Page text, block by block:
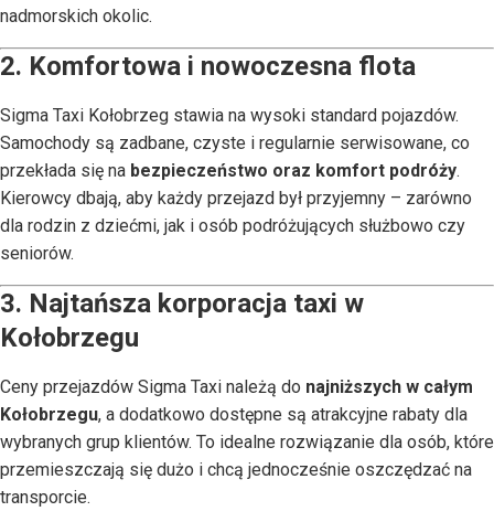
nadmorskich okolic.
2. Komfortowa i nowoczesna flota
Sigma Taxi Kołobrzeg stawia na wysoki standard pojazdów.
Samochody są zadbane, czyste i regularnie serwisowane, co
przekłada się na bezpieczeństwo oraz komfort podróży.
Kierowcy dbają, aby każdy przejazd był przyjemny – zarówno
dla rodzin z dziećmi, jak i osób podróżujących służbowo czy
seniorów.
3. Najtańsza korporacja taxi w
Kołobrzegu
Ceny przejazdów Sigma Taxi należą do najniższych w całym
Kołobrzegu, a dodatkowo dostępne są atrakcyjne rabaty dla
wybranych grup klientów. To idealne rozwiązanie dla osób, które
przemieszczają się dużo i chcą jednocześnie oszczędzać na
transporcie.